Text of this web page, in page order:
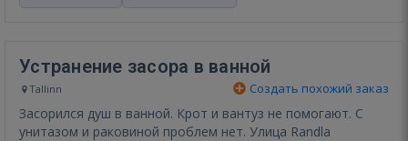
Устранение засора в ванной
Tallinn Создать похожий заказ
Засорился душ в ванной. Крот и вантуз не помогают. С
унитазом и раковиной проблем нет. Улица Randla